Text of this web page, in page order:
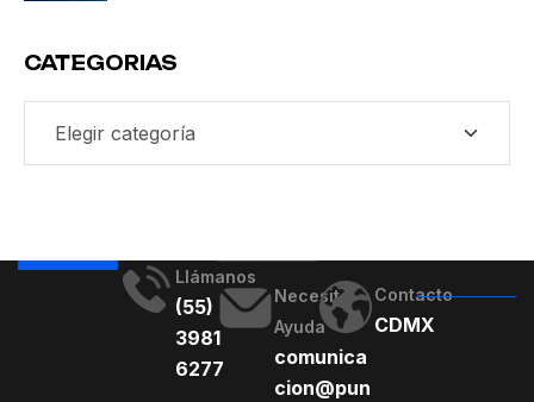
CATEGORIAS
Llámanos
(55)
3981
6277
Necesito
Ayuda
comunica
cion@pun
Contacto
CDMX